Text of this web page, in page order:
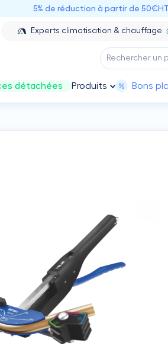
5% de réduction à partir de
Experts climatisation & chauffage
détachées Produits Bons